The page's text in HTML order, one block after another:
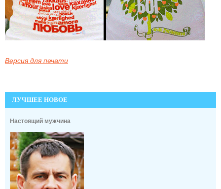
Версия для печати
ЛУЧШЕЕ НОВОЕ
Настоящий мужчина